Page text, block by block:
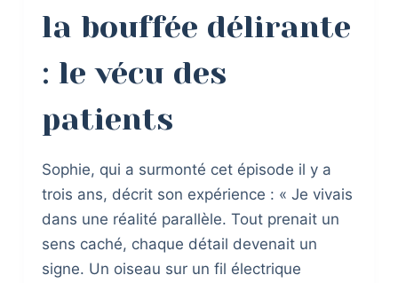
la bouffée délirante
: le vécu des
patients
Sophie, qui a surmonté cet épisode il y a
trois ans, décrit son expérience : « Je vivais
dans une réalité parallèle. Tout prenait un
sens caché, chaque détail devenait un
signe. Un oiseau sur un fil électrique